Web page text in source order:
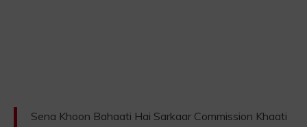
Sena Khoon Bahaati Hai Sarkaar Commission Khaati